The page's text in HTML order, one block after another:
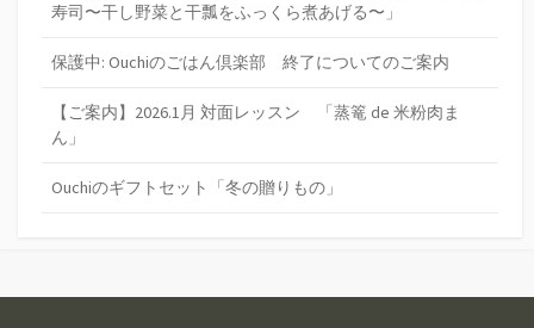
寿司〜干し野菜と干瓢をふっくら煮あげる〜」
保護中: Ouchiのごはん倶楽部 終了についてのご案内
【ご案内】2026.1月 対面レッスン 「蒸篭 de 米粉肉ま
ん」
Ouchiのギフトセット「冬の贈りもの」